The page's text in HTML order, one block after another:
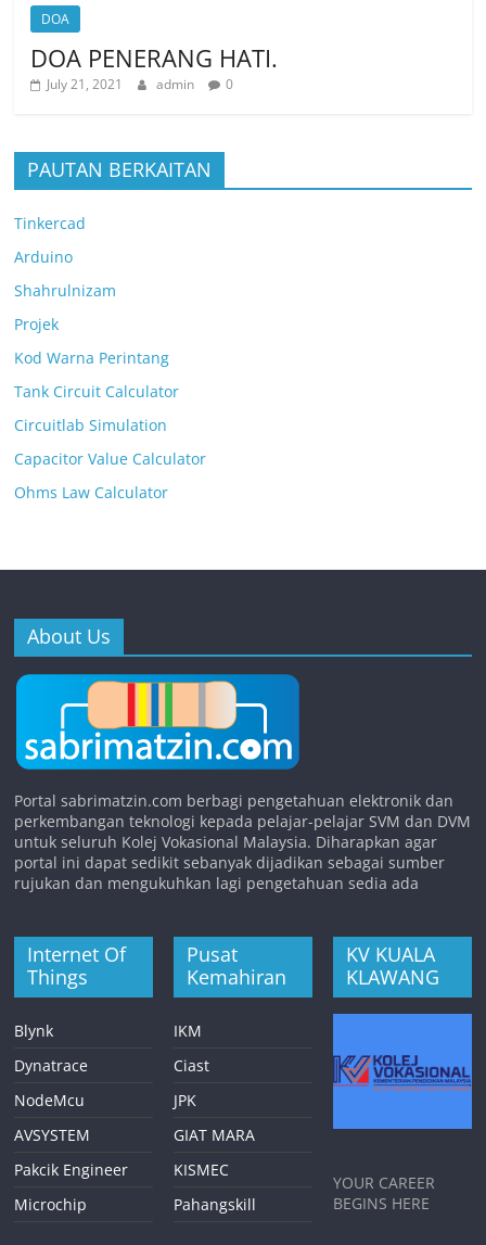
DOA
DOA PENERANG HATI.
July 21, 2021 admin 0
PAUTAN BERKAITAN
Tinkercad
Arduino
Shahrulnizam
Projek
Kod Warna Perintang
Tank Circuit Calculator
Circuitlab Simulation
Capacitor Value Calculator
Ohms Law Calculator
About Us
Portal sabrimatzin.com berbagi pengetahuan elektronik dan
perkembangan teknologi kepada pelajar-pelajar SVM dan DVM
untuk seluruh Kolej Vokasional Malaysia. Diharapkan agar
portal ini dapat sedikit sebanyak dijadikan sebagai sumber
rujukan dan mengukuhkan lagi pengetahuan sedia ada
Internet Of
Things
Blynk
Dynatrace
NodeMcu
AVSYSTEM
Pakcik Engineer
Microchip
Pusat
Kemahiran
IKM
Ciast
JPK
GIAT MARA
KISMEC
Pahangskill
KV KUALA
KLAWANG
YOUR CAREER
BEGINS HERE